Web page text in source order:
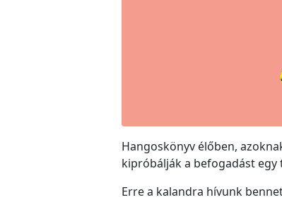
Hangoskönyv élőben,
kipróbálják a befogadást egy
Erre a kalandra hívunk